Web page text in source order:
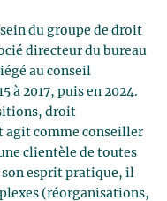
du groupe de droit
directeur du bureau
au conseil
à 2017, puis en 2024.
droit
comme conseiller
clientèle de toutes
son esprit pratique, il
(réorganisations,